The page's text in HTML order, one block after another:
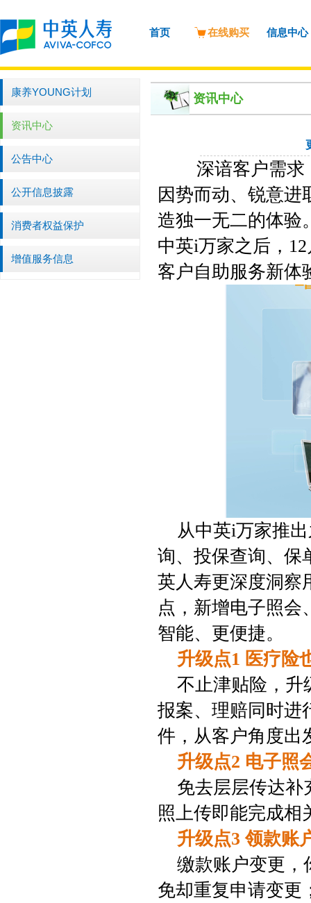
首页 在线购买 信息中心
康养YOUNG计划
资讯中心
公告中心
公开信息披露
消费者权益保护
增值服务信息
资讯中心
深谙客户需求
因势而动、锐意进
造独一无二的体验
中英i万家之后， 12
客户自助服务新体
从中英i万家推
询、投保查询、保
英人寿更深度洞察
点，新增电子照会
智能、更便捷。
升级点1 医疗险
不止津贴险，升
报案、理赔同时进
件，从客户角度出
升级点2 电子照
免去层层传达补
照上传即能完成相
升级点3领款账
缴款账户变更，
免却重复申请变更